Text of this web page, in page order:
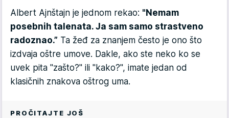
Albert Ajnštajn je jednom rekao: "Nemam
posebnih talenata. Ja sam samo strastveno
radoznao.” Ta žeđ za znanjem često je ono što
izdvaja oštre umove. Dakle, ako ste neko ko se
uvek pita "zašto?" ili "kako?", imate jedan od
klasičnih znakova oštrog uma.
PROČITAJTE JOŠ